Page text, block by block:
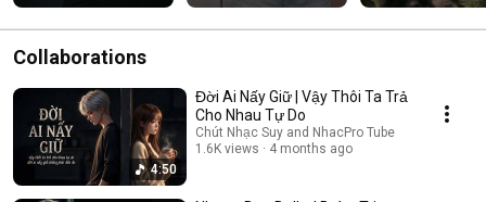
Collaborations
4:50
Đời Ai Nấy Giữ | Vậy Thôi Ta Trả
Cho Nhau Tự Do
Chút Nhạc Suy and NhacPro Tube
1.6K views
4 months ago